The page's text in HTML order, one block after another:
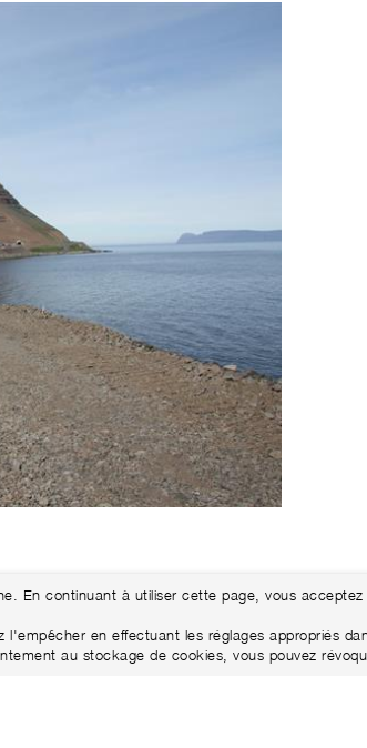
En continuant à utiliser cette page, vous
en effectuant les réglages appropriés
au stockage de cookies, vous pouvez